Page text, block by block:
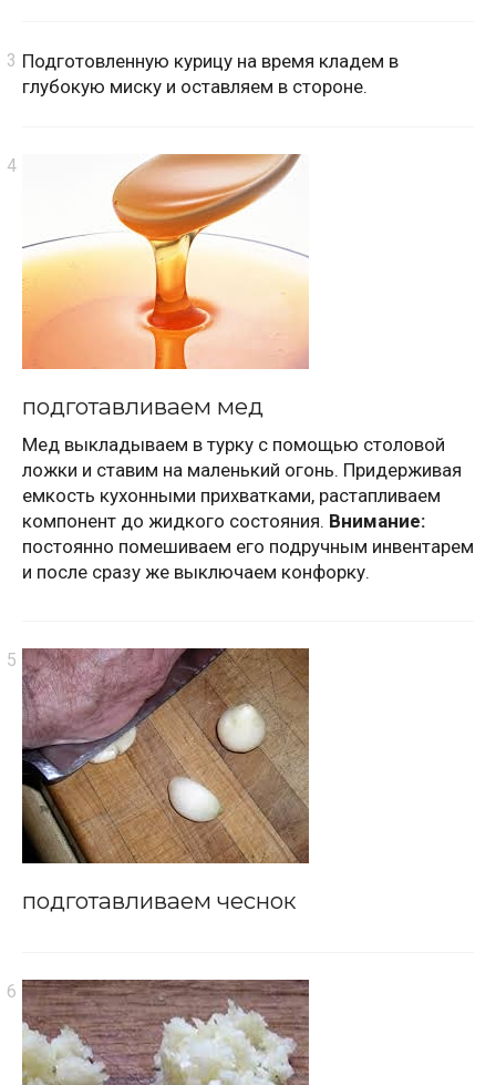
Подготовленную курицу на время кладем в
глубокую миску и оставляем в стороне.
подготавливаем мед
Мед выкладываем в турку с помощью столовой
ложки и ставим на маленький огонь. Придерживая
емкость кухонными прихватками, растапливаем
компонент до жидкого состояния. Внимание:
постоянно помешиваем его подручным инвентарем
и после сразу же выключаем конфорку.
подготавливаем чеснок